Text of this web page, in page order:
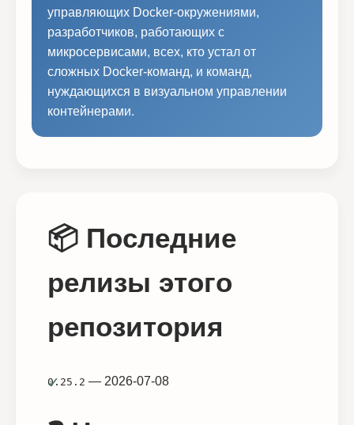
управляющих Docker-окружениями,
разработчиков, работающих с
микросервисами, всех, кто устал от
сложных Docker-команд, и команд,
нуждающихся в визуальном управлении
контейнерами.
📦 Последние
релизы этого
репозитория
0.25.2 — 2026-07-08